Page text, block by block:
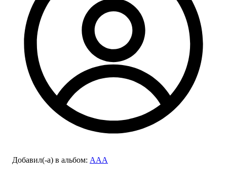
Добавил(-а) в альбом: AAA